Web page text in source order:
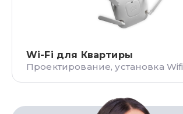
Wi-Fi для Квартиры
Проектирование, установка Wifi